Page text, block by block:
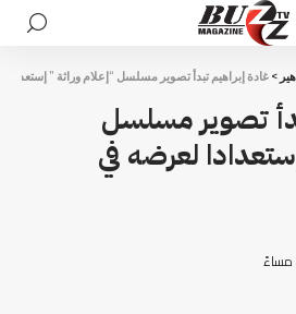
> غادة إبراهيم تبدأ تصوير مسلسل “إعلام وراثة ” إستعدادا
تصوير مسلسل
لعرضه في